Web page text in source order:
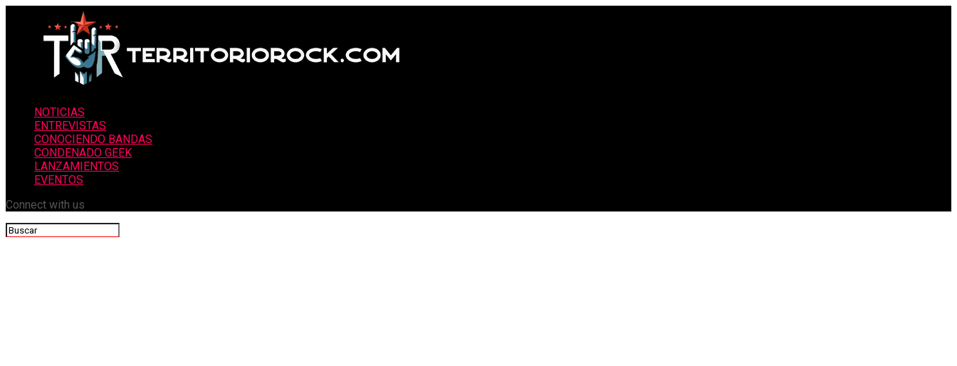
NOTICIAS
ENTREVISTAS
CONOCIENDO BANDAS
CONDENADO GEEK
LANZAMIENTOS
EVENTOS
Connect with us